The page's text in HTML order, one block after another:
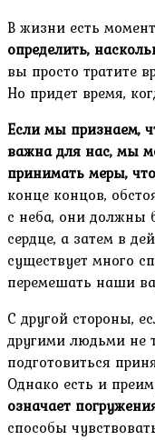
В жизни есть
определить,
вы просто тратите
Но придет время,
Если мы признаем,
важна для нас, мы
принимать меры,
конце концов,
с неба, они должны
сердце, а затем в
существует много
перемешать наши
С другой стороны,
другими людьми не
подготовиться
Однако есть и
означает
способы